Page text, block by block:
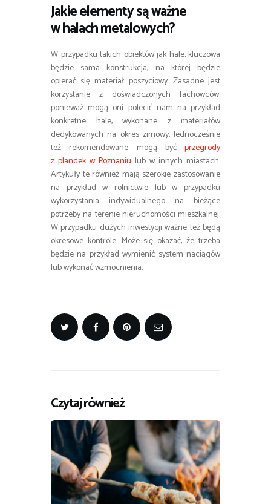
Jakie elementy są ważne
w halach metalowych?
W przypadku takich obiektów jak hale, kluczowa
będzie sama konstrukcja, na której będzie
opierać się materiał poszyciowy. Zasadne jest
korzystanie z doświadczonych fachowców,
ponieważ mogą oni polecić nam na przykład
konkretne hale, wykonane z materiałów
dedykowanych na okres zimowy. Jednocześnie
też rekomendowane mogą być przegrody
z plandek w Poznaniu lub w innych miastach.
Artykuły te również mają szerokie zastosowanie
na przykład w rolnictwie lub w przypadku
wykorzystania indywidualnego na bieżące
potrzeby na terenie nieruchomości mieszkalnej.
W przypadku dużych inwestycji ważne też będą
okresowe kontrole. Może się okazać, że trzeba
będzie na przykład wymienić system naciągów
lub wykonać wzmocnienia.
Czytaj również